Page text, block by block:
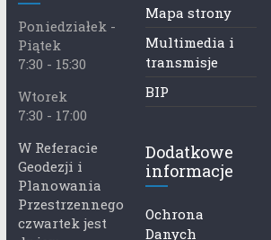
Poniedziałek -
Piątek
7:30 - 15:30
Wtorek
7:30 - 17:00
W Referacie
Geodezji i
Planowania
Przestrzennego
czwartek jest
Mapa strony
Multimedia i
transmisje
BIP
Dodatkowe
informacje
Ochrona
Danych